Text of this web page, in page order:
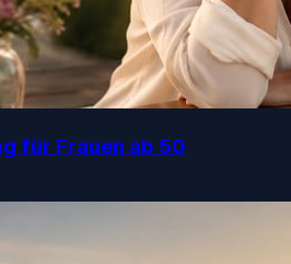
für Frauen ab 50